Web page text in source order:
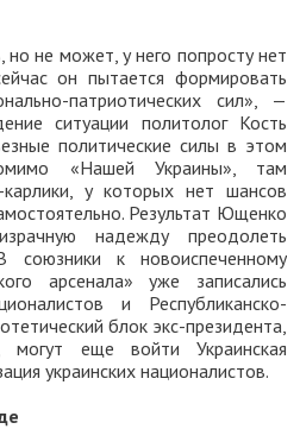
не может, у него попросту нет
он пытается формировать
патриотических сил», —
ситуации политолог Кость
политические силы в этом
«Нашей Украины», там
карлики, у которых нет шансов
Результат Ющенко
надежду преодолеть
союзники к новоиспеченному
арсенала» уже записались
и Республиканско-
блок экс-президента,
еще войти Украинская
украинских националистов.